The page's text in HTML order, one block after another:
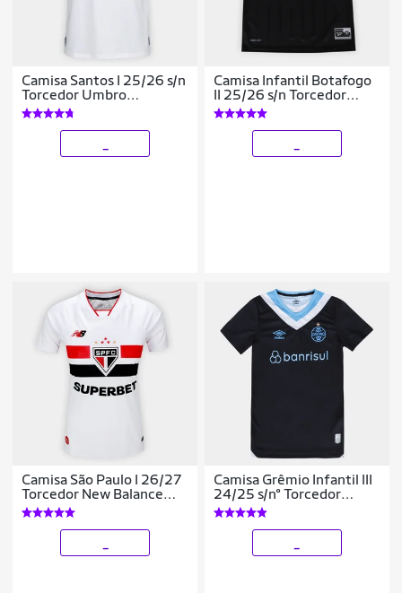
Camisa Santos I 25/26 s/n
Torcedor Umbro
Masculina
Camisa Infantil Botafogo
II 25/26 s/n Torcedor
Reebok
Camisa São Paulo I 26/27
Torcedor New Balance
Feminina
Camisa Grêmio Infantil III
24/25 s/n° Torcedor
Umbro